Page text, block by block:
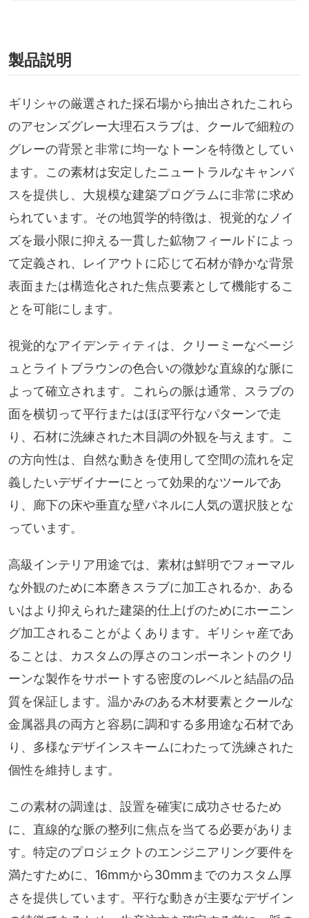
製品説明
ギリシャの厳選された採石場から抽出されたこれら
のアセンズグレー大理石スラブは、クールで細粒の
グレーの背景と非常に均一なトーンを特徴としてい
ます。この素材は安定したニュートラルなキャンバ
スを提供し、大規模な建築プログラムに非常に求め
られています。その地質学的特徴は、視覚的なノイ
ズを最小限に抑える一貫した鉱物フィールドによっ
て定義され、レイアウトに応じて石材が静かな背景
表面または構造化された焦点要素として機能するこ
とを可能にします。
視覚的なアイデンティティは、クリーミーなベージ
ュとライトブラウンの色合いの微妙な直線的な脈に
よって確立されます。これらの脈は通常、スラブの
面を横切って平行またはほぼ平行なパターンで走
り、石材に洗練された木目調の外観を与えます。こ
の方向性は、自然な動きを使用して空間の流れを定
義したいデザイナーにとって効果的なツールであ
り、廊下の床や垂直な壁パネルに人気の選択肢とな
っています。
高級インテリア用途では、素材は鮮明でフォーマル
な外観のために本磨きスラブに加工されるか、ある
いはより抑えられた建築的仕上げのためにホーニン
グ加工されることがよくあります。ギリシャ産であ
ることは、カスタムの厚さのコンポーネントのクリ
ーンな製作をサポートする密度のレベルと結晶の品
質を保証します。温かみのある木材要素とクールな
金属器具の両方と容易に調和する多用途な石材であ
り、多様なデザインスキームにわたって洗練された
個性を維持します。
この素材の調達は、設置を確実に成功させるため
に、直線的な脈の整列に焦点を当てる必要がありま
す。特定のプロジェクトのエンジニアリング要件を
満たすために、16mmから30mmまでのカスタム厚
さを提供しています。平行な動きが主要なデザイン